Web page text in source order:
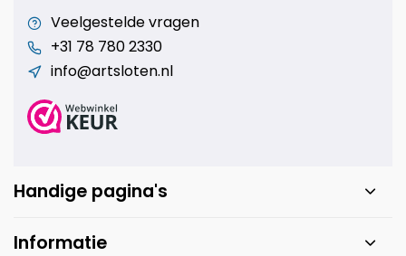
Veelgestelde vragen
+31 78 780 2330
info@artsloten.nl
Handige pagina's
Informatie